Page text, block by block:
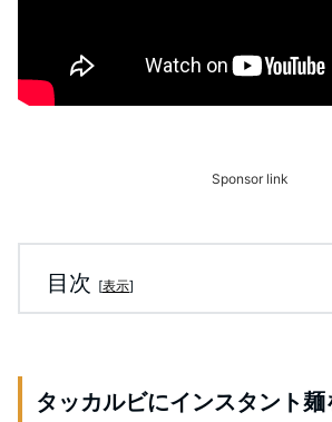
Sponsor link
目次 [表示]
タッカルビにインスタント